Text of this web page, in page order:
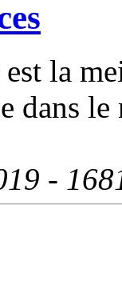
la
dans le
-